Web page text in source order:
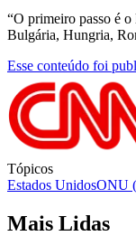
“O primeiro passo é o
Bulgária, Hungria,
Esse conteúdo foi
Tópicos
Estados UnidosONU
Mais Lidas